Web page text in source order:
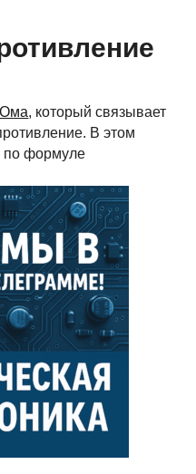
Ома, который связывает
В этом
по формуле